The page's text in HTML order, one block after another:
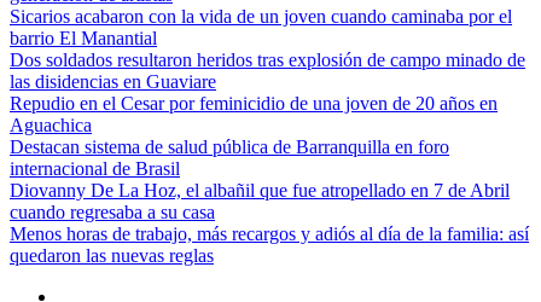
Sicarios acabaron con la vida de un joven cuando caminaba por el
barrio El Manantial
Dos soldados resultaron heridos tras explosión de campo minado de
las disidencias en Guaviare
Repudio en el Cesar por feminicidio de una joven de 20 años en
Aguachica
Destacan sistema de salud pública de Barranquilla en foro
internacional de Brasil
Diovanny De La Hoz, el albañil que fue atropellado en 7 de Abril
cuando regresaba a su casa
Menos horas de trabajo, más recargos y adiós al día de la familia: así
quedaron las nuevas reglas